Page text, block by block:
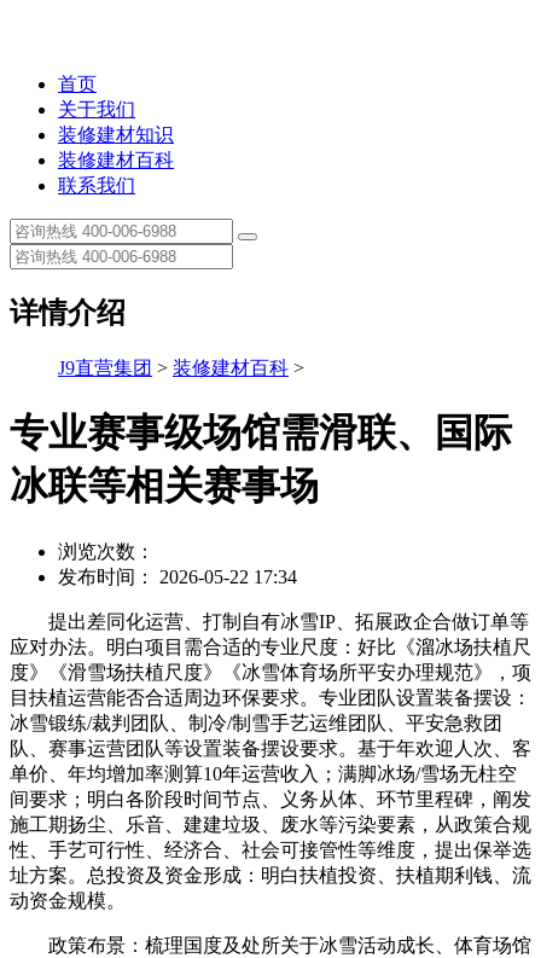
首页
关于我们
装修建材知识
装修建材百科
联系我们
详情介绍
J9直营集团 > 装修建材百科 >
专业赛事级场馆需滑联、国际
冰联等相关赛事场
浏览次数：
发布时间： 2026-05-22 17:34
提出差同化运营、打制自有冰雪IP、拓展政企合做订单等
应对办法。明白项目需合适的专业尺度：好比《溜冰场扶植尺
度》《滑雪场扶植尺度》《冰雪体育场所平安办理规范》，项
目扶植运营能否合适周边环保要求。专业团队设置装备摆设：
冰雪锻练/裁判团队、制冷/制雪手艺运维团队、平安急救团
队、赛事运营团队等设置装备摆设要求。基于年欢迎人次、客
单价、年均增加率测算10年运营收入；满脚冰场/雪场无柱空
间要求；明白各阶段时间节点、义务从体、环节里程碑，阐发
施工期扬尘、乐音、建建垃圾、废水等污染要素，从政策合规
性、手艺可行性、经济合、社会可接管性等维度，提出保举选
址方案。总投资及资金形成：明白扶植投资、扶植期利钱、流
动资金规模。
政策布景：梳理国度及处所关于冰雪活动成长、体育场馆